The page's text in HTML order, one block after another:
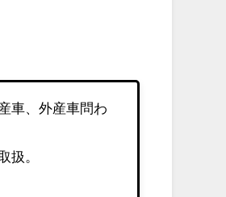
車、外産車問わ
扱。